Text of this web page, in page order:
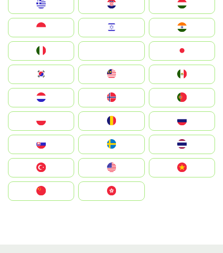
Magyarország
South Korea
United States
中國香港特別行政區